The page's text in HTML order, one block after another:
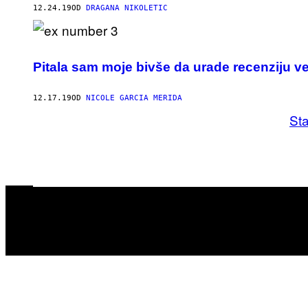
12.24.19OD DRAGANA NIKOLETIC
Pitala sam moje bivše da urade recenziju
12.17.19OD NICOLE GARCIA MERIDA